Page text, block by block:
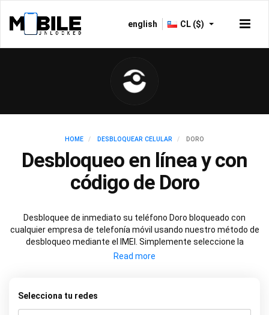
english CL ($)
HOME DESBLOQUEAR CELULAR DORO
Desbloqueo en línea y con
código de Doro
Desbloquee de inmediato su teléfono Doro bloqueado con
cualquier empresa de telefonía móvil usando nuestro método de
desbloqueo mediante el IMEI. Simplemente seleccione la
empresa de telefonía móvil con la que su Doro esté bloqueado y
Selecciona tu redes